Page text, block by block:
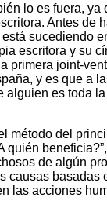
lo es fuera, ya
Antes de
sucediendo
escritora y su
primera joint-
y es que a
es toda
método del
quién
de algún
causas basadas
las acciones